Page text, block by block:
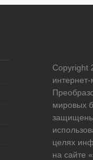
Copyright
интернет-
мировых
целях
на сайте